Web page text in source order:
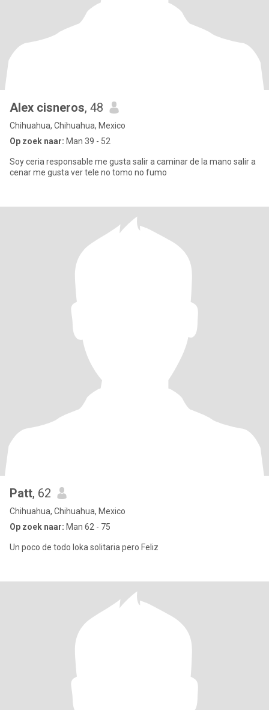
Alex cisneros, 48
Chihuahua, Chihuahua, Mexico
Op zoek naar: Man 39 - 52
Soy ceria responsable me gusta salir a caminar de la mano salir a
cenar me gusta ver tele no tomo no fumo
Patt, 62
Chihuahua, Chihuahua, Mexico
Op zoek naar: Man 62 - 75
Un poco de todo loka solitaria pero Feliz